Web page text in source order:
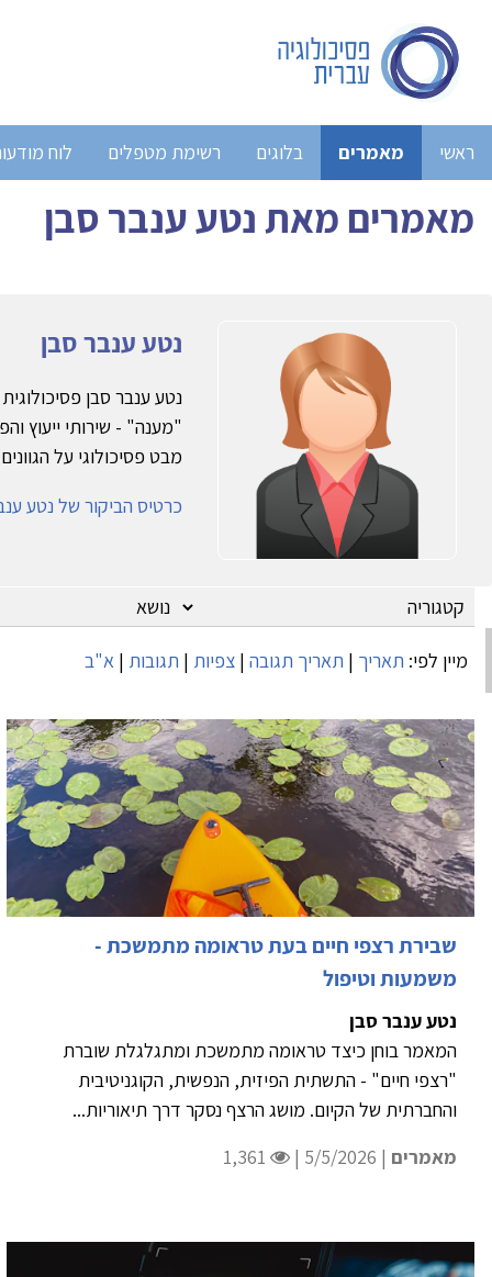
ראשי מאמרים בלוגים רשימת מטפלים לוח
מאמרים מאת נטע ענבר סבן
נטע ענבר סבן
נטע ענבר סבן
מבט פסיכולוגי על
כרטיס הביקור של נטע
מיין לפי: תאריך | תאריך תגובה | צפיות | תגובות | א"ב
שבירת רצפי חיים בעת טראומה מתמשכת -
משמעות וטיפול
נטע ענבר סבן
המאמר בוחן כיצד טראומה מתמשכת ומתגלגלת שוברת
"רצפי חיים" - התשתית הפיזית, הנפשית, הקוגניטיבית
והחברתית של הקיום. מושג הרצף נסקר דרך תיאוריות...
מאמרים | 5/5/2026 |